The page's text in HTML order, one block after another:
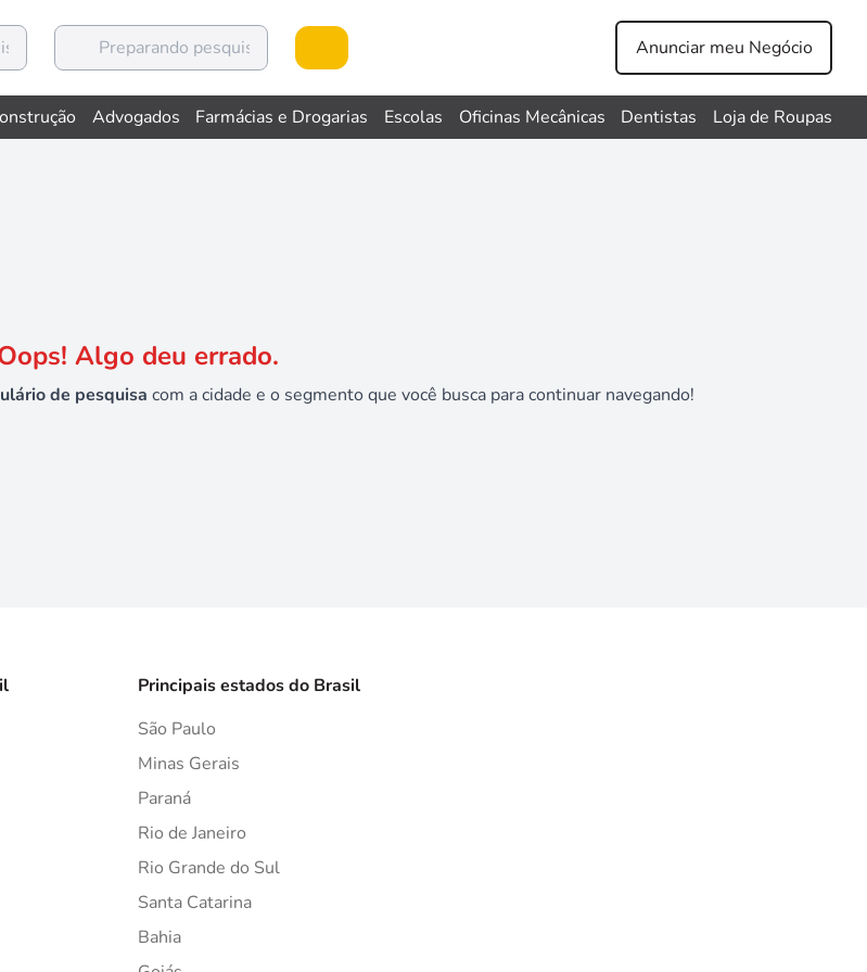
Anunciar meu Negócio
Advogados Farmácias e Drogarias Escolas Oficinas Mecânicas Dentistas Loja de Roupas
Algo deu errado.
de pesquisa com a cidade e o segmento que você busca para continuar navegando!
Principais estados do Brasil
São Paulo
Minas Gerais
Paraná
Rio de Janeiro
Rio Grande do Sul
Santa Catarina
Bahia